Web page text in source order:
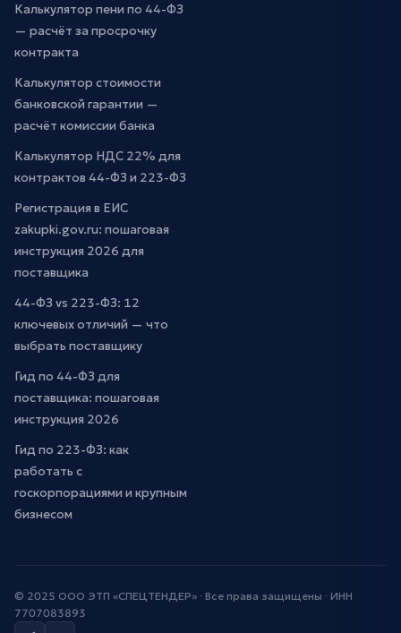
Калькулятор пени по 44-ФЗ
— расчёт за просрочку
контракта
Калькулятор стоимости
банковской гарантии —
расчёт комиссии банка
Калькулятор НДС 22% для
контрактов 44-ФЗ и 223-ФЗ
Регистрация в ЕИС
zakupki.gov.ru: пошаговая
инструкция 2026 для
поставщика
44-ФЗ vs 223-ФЗ: 12
ключевых отличий — что
выбрать поставщику
Гид по 44-ФЗ для
поставщика: пошаговая
инструкция 2026
Гид по 223-ФЗ: как
работать с
госкорпорациями и крупным
бизнесом
© 2025 ООО ЭТП «СПЕЦТЕНДЕР» · Все права защищены · ИНН
7707083893